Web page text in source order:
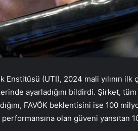
Enstitüsü (UTI), 2024 mali yılının
ayarladığını bildirdi. Şirket,
FAVÖK beklentisini ise 100
olan güveni yansıtan